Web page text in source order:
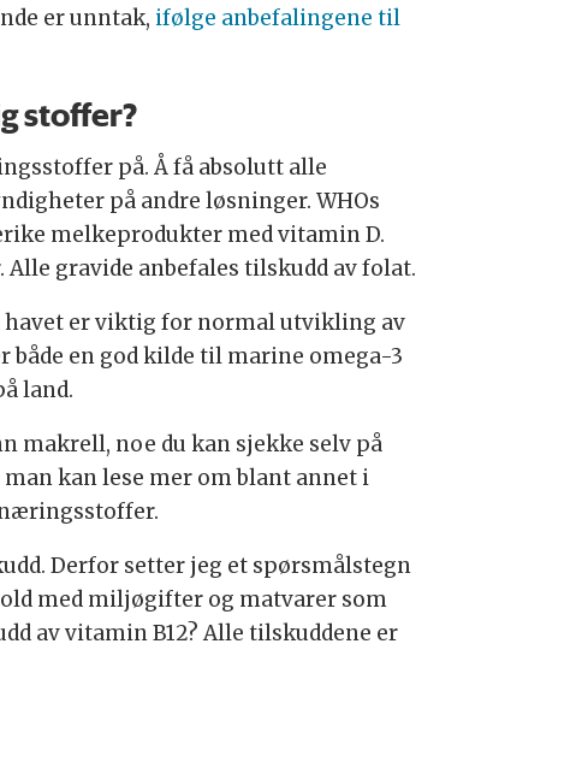
er unntak, ifølge anbefalingene til
stoffer?
på. Å få absolutt alle
på andre løsninger. WHOs
melkeprodukter med vitamin D.
gravide anbefales tilskudd av folat.
havet er viktig for normal utvikling av
både en god kilde til marine omega-3
land.
makrell, noe du kan sjekke selv på
kan lese mer om blant annet i
Derfor setter jeg et spørsmålstegn
med miljøgifter og matvarer som
av vitamin B12? Alle tilskuddene er